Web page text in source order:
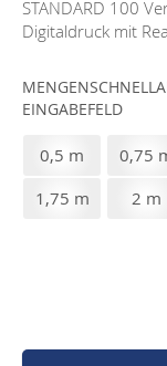
STANDARD 100
Digitaldruck mit
EINGABEFELD
0,5 m 0,75
1,75 m
2 m